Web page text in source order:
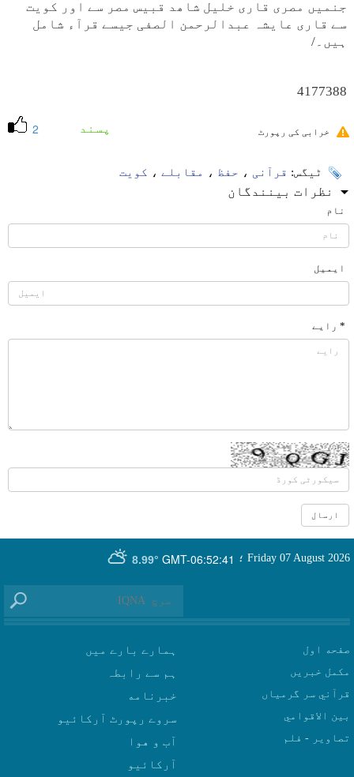
جنمیں مصری قاری خلیل شاھد قبیس مصر سے اور کویت
سے قاری عایشہ عبدالرحمن الصفی جیسے قرآء شامل
ہیں۔/
4177388
2 پسند خرابی کی رپورٹ
ٹیگس: قرآنی ، حفظ ، مقابلے ، کویت
نظرات بینندگان
نام
ایمیل
* رایے
GMT-06:52:41
8.99° Friday 07 August 2026 ؛
صفحه اول
مکمل خبریں
قرآني سر گرمياں
بين الاقوامي
تصاوير - فلم
ہمارے بارے میں
ہم سے رابطہ
سروے رپورٹ آرکائیو
آب و هوا